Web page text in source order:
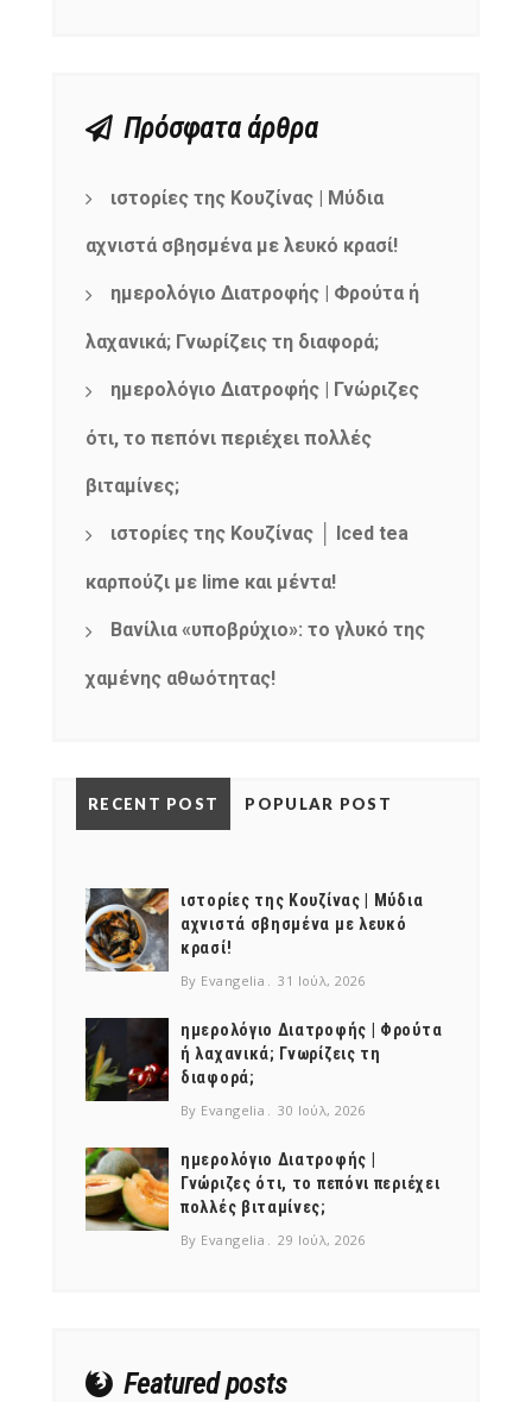
Πρόσφατα άρθρα
ιστορίες της Κουζίνας | Μύδια
αχνιστά σβησμένα με λευκό κρασί!
ημερολόγιο Διατροφής | Φρούτα ή
λαχανικά; Γνωρίζεις τη διαφορά;
ημερολόγιο Διατροφής | Γνώριζες
ότι, το πεπόνι περιέχει πολλές
βιταμίνες;
ιστορίες της Κουζίνας │ Iced tea
καρπούζι με lime και μέντα!
Βανίλια «υποβρύχιο»: το γλυκό της
χαμένης αθωότητας!
RECENT POST POPULAR POST
ιστορίες της Κουζίνας | Μύδια
αχνιστά σβησμένα με λευκό
κρασί!
By Evangelia 31 Ιούλ, 2026
ημερολόγιο Διατροφής | Φρούτα
ή λαχανικά; Γνωρίζεις τη
διαφορά;
By Evangelia 30 Ιούλ, 2026
ημερολόγιο Διατροφής |
Γνώριζες ότι, το πεπόνι περιέχει
πολλές βιταμίνες;
By Evangelia 29 Ιούλ, 2026
Featured posts
NEWSLETTER
products